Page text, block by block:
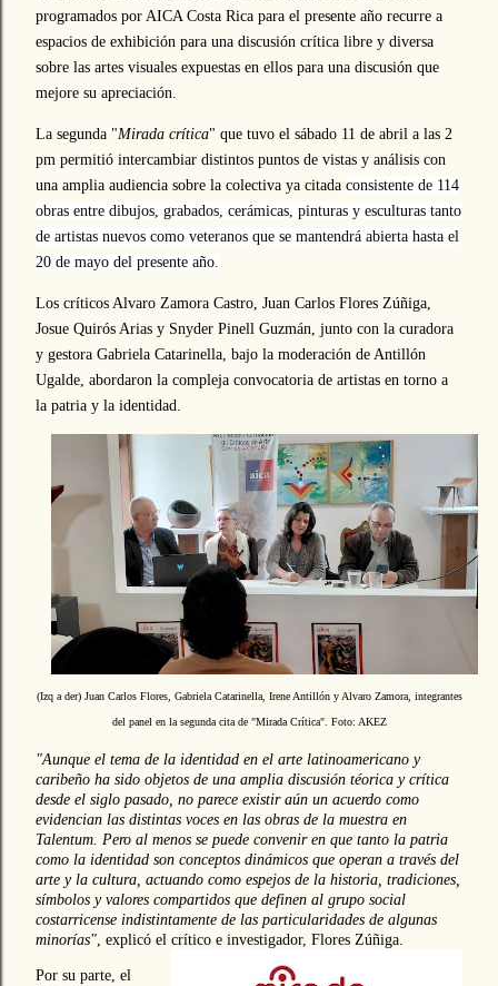
programados por AICA Costa Rica para el presente año recurre a
espacios de exhibición para una discusión crítica libre y diversa
sobre las artes visuales expuestas en ellos para una discusión que
mejore su apreciación.
La segunda "Mirada crítica" que tuvo el sábado 11 de abril a las 2
pm permitió intercambiar distintos puntos de vistas y análisis con
una amplia audiencia sobre la colectiva ya citada consistente de 114
obras entre dibujos, grabados, cerámicas, pinturas y esculturas tanto
de artistas nuevos como veteranos que se mantendrá abierta hasta el
20 de mayo del presente año.
Los críticos Alvaro Zamora Castro, Juan Carlos Flores Zúñiga,
Josue Quirós Arias y Snyder Pinell Guzmán, junto con la curadora
y gestora Gabriela Catarinella, bajo la moderación de Antillón
Ugalde, abordaron la compleja convocatoria de artistas en torno a
la patria y la identidad.
(Izq a der) Juan Carlos Flores, Gabriela Catarinella, Irene Antillón y Alvaro Zamora, integrantes
del panel en la segunda cita de "Mirada Crítica". Foto: AKEZ
"Aunque el tema de la identidad en el arte latinoamericano y
caribeño ha sido objetos de una amplia discusión téorica y crítica
desde el siglo pasado, no parece existir aún un acuerdo como
evidencian las distintas voces en las obras de la muestra en
Talentum. Pero al menos se puede convenir en que tanto la patria
como la identidad son conceptos dinámicos que operan a través del
arte y la cultura, actuando como espejos de la historia, tradiciones,
símbolos y valores compartidos que definen al grupo social
costarricense indistintamente de las particularidades de algunas
minorías", explicó el crítico e investigador, Flores Zúñiga.
Por su parte, el